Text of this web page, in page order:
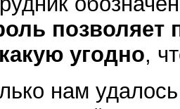
позволяет
угодно,
нам